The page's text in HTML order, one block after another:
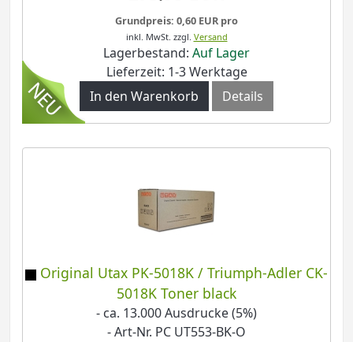
Grundpreis: 0,60 EUR pro
inkl. MwSt. zzgl. Versand
Lagerbestand: Auf Lager
Lieferzeit: 1-3 Werktage
In den Warenkorb
Details
Original Utax PK-5018K / Triumph-Adler CK-
5018K Toner black
- ca. 13.000 Ausdrucke (5%)
- Art-Nr. PC UT553-BK-O